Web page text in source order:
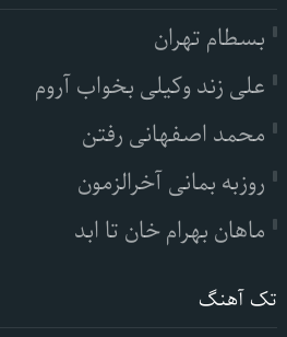
بسطام تهران
علی زند وکیلی بخواب آروم
محمد اصفهانی رفتن
روزبه بمانی آخرالزمون
ماهان بهرام خان تا ابد
تک آهنگ